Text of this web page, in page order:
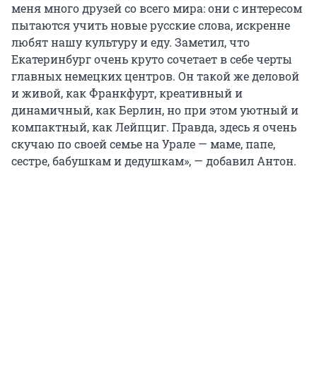
меня много друзей со всего мира: они с интересом
пытаются учить новые русские слова, искренне
любят нашу культуру и еду. Заметил, что
Екатеринбург очень круто сочетает в себе черты
главных немецких центров. Он такой же деловой
и живой, как Франкфурт, креативный и
динамичный, как Берлин, но при этом уютный и
компактный, как Лейпциг. Правда, здесь я очень
скучаю по своей семье на Урале — маме, папе,
сестре, бабушкам и дедушкам», — добавил Антон.